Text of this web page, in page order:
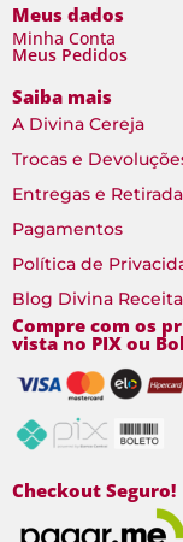
Meus dados
Minha Conta
Meus Pedidos
Saiba mais
A Divina Cereja
Trocas e
Entregas e
Pagamentos
Política de
Blog Divina Receita
Compre com os
vista no PIX ou
Checkout Seguro!